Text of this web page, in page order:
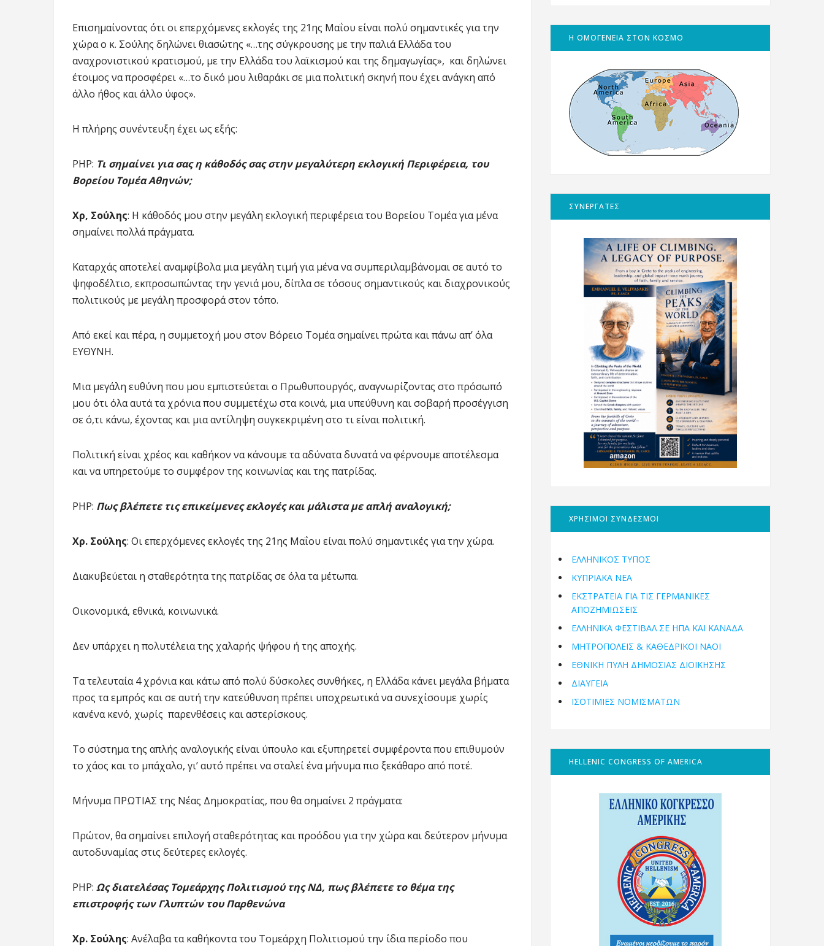
Επισημαίνοντας ότι οι επερχόμενες εκλογές της 21ης Μαΐου είναι πολύ σημαντικές για την
χώρα ο κ. Σούλης δηλώνει θιασώτης «…της σύγκρουσης με την παλιά Ελλάδα του
αναχρονιστικού κρατισμού, με την Ελλάδα του λαϊκισμού και της δημαγωγίας», και δηλώνει
έτοιμος να προσφέρει «…το δικό μου λιθαράκι σε μια πολιτική σκηνή που έχει ανάγκη από
άλλο ήθος και άλλο ύφος».
Η πλήρης συνέντευξη έχει ως εξής:
ΡΗΡ: Τι σημαίνει για σας η κάθοδός σας στην μεγαλύτερη εκλογική Περιφέρεια, του
Βορείου Τομέα Αθηνών;
Χρ, Σούλης: Η κάθοδός μου στην μεγάλη εκλογική περιφέρεια του Βορείου Τομέα για μένα
σημαίνει πολλά πράγματα.
Καταρχάς αποτελεί αναμφίβολα μια μεγάλη τιμή για μένα να συμπεριλαμβάνομαι σε αυτό το
ψηφοδέλτιο, εκπροσωπώντας την γενιά μου, δίπλα σε τόσους σημαντικούς και διαχρονικούς
πολιτικούς με μεγάλη προσφορά στον τόπο.
Από εκεί και πέρα, η συμμετοχή μου στον Βόρειο Τομέα σημαίνει πρώτα και πάνω απ’ όλα
ΕΥΘΥΝΗ.
Μια μεγάλη ευθύνη που μου εμπιστεύεται ο Πρωθυπουργός, αναγνωρίζοντας στο πρόσωπό
μου ότι όλα αυτά τα χρόνια που συμμετέχω στα κοινά, μια υπεύθυνη και σοβαρή προσέγγιση
σε ό,τι κάνω, έχοντας και μια αντίληψη συγκεκριμένη στο τι είναι πολιτική.
Πολιτική είναι χρέος και καθήκον να κάνουμε τα αδύνατα δυνατά να φέρνουμε αποτέλεσμα
και να υπηρετούμε το συμφέρον της κοινωνίας και της πατρίδας.
ΡΗΡ: Πως βλέπετε τις επικείμενες εκλογές και μάλιστα με απλή αναλογική;
Χρ. Σούλης: Οι επερχόμενες εκλογές της 21ης Μαΐου είναι πολύ σημαντικές για την χώρα.
Διακυβεύεται η σταθερότητα της πατρίδας σε όλα τα μέτωπα.
Οικονομικά, εθνικά, κοινωνικά.
Δεν υπάρχει η πολυτέλεια της χαλαρής ψήφου ή της αποχής.
Τα τελευταία 4 χρόνια και κάτω από πολύ δύσκολες συνθήκες, η Ελλάδα κάνει μεγάλα βήματα
προς τα εμπρός και σε αυτή την κατεύθυνση πρέπει υποχρεωτικά να συνεχίσουμε χωρίς
κανένα κενό, χωρίς παρενθέσεις και αστερίσκους.
Το σύστημα της απλής αναλογικής είναι ύπουλο και εξυπηρετεί συμφέροντα που επιθυμούν
το χάος και το μπάχαλο, γι’ αυτό πρέπει να σταλεί ένα μήνυμα πιο ξεκάθαρο από ποτέ.
Μήνυμα ΠΡΩΤΙΑΣ της Νέας Δημοκρατίας, που θα σημαίνει 2 πράγματα:
Πρώτον, θα σημαίνει επιλογή σταθερότητας και προόδου για την χώρα και δεύτερον μήνυμα
αυτοδυναμίας στις δεύτερες εκλογές.
ΡΗΡ: Ως διατελέσας Τομεάρχης Πολιτισμού της ΝΔ, πως βλέπετε το θέμα της
επιστροφής των Γλυπτών του Παρθενώνα
Χρ. Σούλης: Ανέλαβα τα καθήκοντα του Τομεάρχη Πολιτισμού την ίδια περίοδο που
Η ΟΜΟΓΕΝΕΙΑ ΣΤΟΝ ΚΟΣΜΟ
ΣΥΝΕΡΓΑΤΕΣ
ΧΡΗΣΙΜΟΙ ΣΥΝΔΕΣΜΟΙ
ΕΛΛΗΝΙΚΟΣ ΤΥΠΟΣ
ΚΥΠΡΙΑΚΑ ΝΕΑ
ΕΚΣΤΡΑΤΕΙΑ ΓΙΑ ΤΙΣ ΓΕΡΜΑΝΙΚΕΣ
ΑΠΟΖΗΜΙΩΣΕΙΣ
ΕΛΛΗΝΙΚΆ ΦΕΣΤΙΒΆΛ ΣΕ ΗΠΑ ΚΑΙ ΚΑΝΑΔΑ
ΜΗΤΡΟΠΌΛΕΙΣ & ΚΑΘΕΔΡΙΚΟΊ ΝΑΟΊ
ΕΘΝΙΚΉ ΠΎΛΗ ΔΗΜΌΣΙΑΣ ΔΙΟΊΚΗΣΗΣ
ΔΙΑΥΓΕΙΑ
ΙΣΟΤΙΜΙΕΣ ΝΟΜΙΣΜΑΤΩΝ
HELLENIC CONGRESS OF AMERICA